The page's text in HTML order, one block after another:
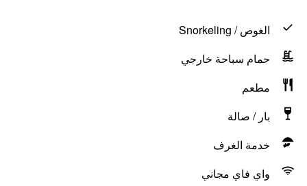
الغوص / Snorkeling
حمام سباحة خارجي
مطعم
بار / صالة
خدمة الغرف
واي فاي مجاني